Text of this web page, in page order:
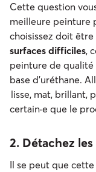
Cette question
meilleure peinture
choisissez doit
surfaces difficiles,
peinture de qualité
base d’uréthane.
lisse, mat, brillant,
certain·e que le
2. Détachez
Il se peut que